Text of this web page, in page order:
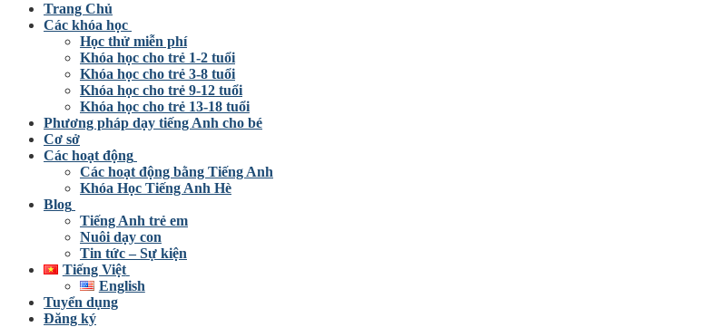
Trang Chủ
Các khóa học
Học thử miễn phí
Khóa học cho trẻ 1-2 tuổi
Khóa học cho trẻ 3-8 tuổi
Khóa học cho trẻ 9-12 tuổi
Khóa học cho trẻ 13-18 tuổi
Phương pháp dạy tiếng Anh cho bé
Cơ sở
Các hoạt động
Các hoạt động bằng Tiếng Anh
Khóa Học Tiếng Anh Hè
Blog
Tiếng Anh trẻ em
Nuôi dạy con
Tin tức – Sự kiện
Tiếng Việt
English
Tuyển dụng
Đăng ký